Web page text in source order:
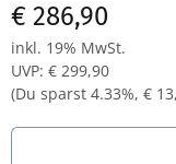
€ 286,90
inkl. 19% MwSt.
UVP: € 299,90
(Du sparst 4.33%, €